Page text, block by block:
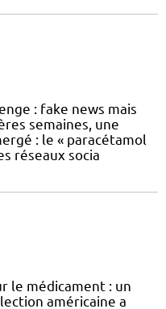
: fake news mais
semaines, une
: le « paracétamol
réseaux socia
le médicament : un
américaine a